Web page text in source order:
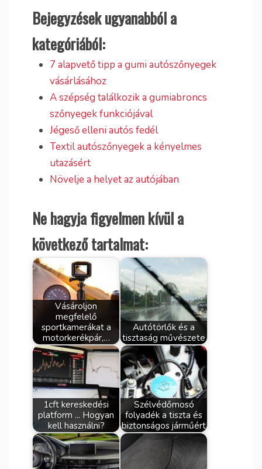
Bejegyzések ugyanabból a
kategóriából:
7 alapvető tipp a gumi autószőnyegek
vásárlásához
A szépség találkozik a gumiabroncs
szőnyegek funkciójával
Jégeső elleni autós fedél
Textil autószőnyegek a kényelmes
utazásért
Növelje a helyet az autójában
Ne hagyja figyelmen kívül a
következő tartalmat:
Vásároljon
megfelelő
sportkamerákat a
motorkerékpár,…
Autótörlők és a
tisztaság művészete
1cft kereskedési
platform ... Hogyan
kell használni?
Szélvédőmosó
folyadék a tiszta és
biztonságos járműért